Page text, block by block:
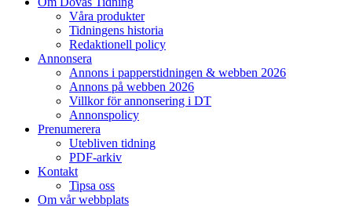
Våra produkter
Tidningens historia
Redaktionell policy
Annonsera
Annons i papperstidningen & webben 2026
Annons på webben 2026
Villkor för annonsering i DT
Annonspolicy
Prenumerera
Utebliven tidning
PDF-arkiv
Kontakt
Tipsa oss
Om vår webbplats